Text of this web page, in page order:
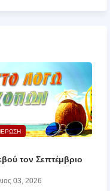
τον Σεπτέμβριο
03, 2026